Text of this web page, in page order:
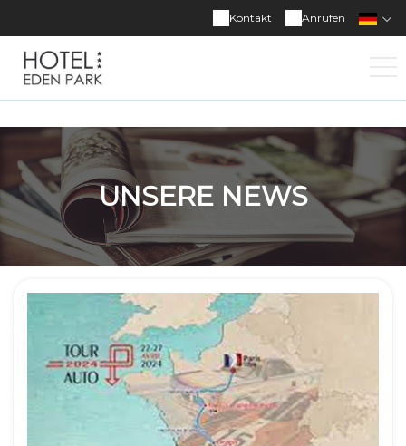
Anrufen
Kontakt
UNSERE NEWS